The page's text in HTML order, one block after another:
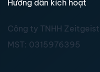
Hướng dẫn kích hoạt
Công ty TNHH Zeitgeist
MST: 0315976395